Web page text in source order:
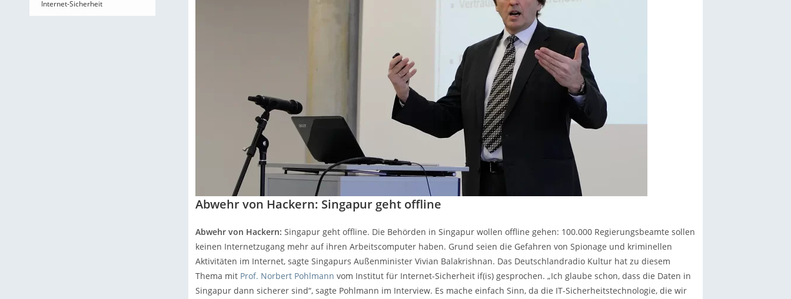
Internet-Sicherheit
Abwehr von Hackern: Singapur geht offline
Abwehr von Hackern: Singapur geht offline. Die Behörden in Singapur wollen offline gehen: 100.000 Regierungsbeamte sollen
keinen Internetzugang mehr auf ihren Arbeitscomputer haben. Grund seien die Gefahren von Spionage und kriminellen
Aktivitäten im Internet, sagte Singapurs Außenminister Vivian Balakrishnan. Das Deutschlandradio Kultur hat zu diesem
Thema mit Prof. Norbert Pohlmann vom Institut für Internet-Sicherheit if(is) gesprochen. „Ich glaube schon, dass die Daten in
Singapur dann sicherer sind“, sagte Pohlmann im Interview. Es mache einfach Sinn, da die IT-Sicherheitstechnologie, die wir